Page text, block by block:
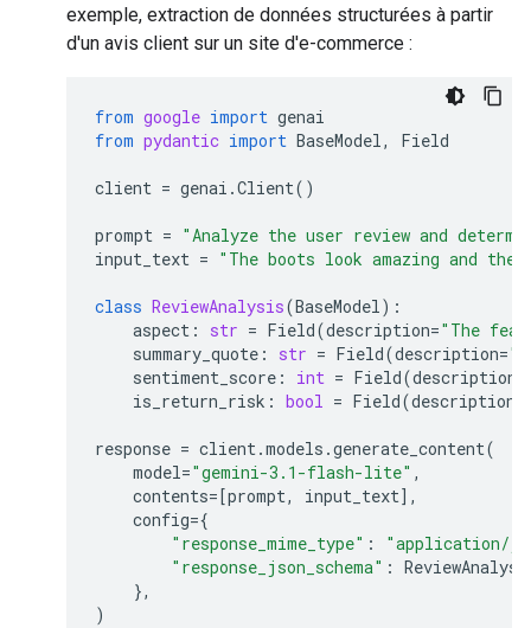
exemple, extraction de données structurées à partir
d'un avis client sur un site d'e-commerce :
from google import genai
from pydantic import BaseModel, Field
client = genai .Client()
prompt = "Analyze the user review and
input_text = "The boots look amazing and
class ReviewAnalysis(BaseModel):
aspect : str = Field(description="The
summary_quote : str = Field(description=
sentiment_score : int = Field(description
is_return_risk : bool = Field(description
response = client.models .generate_content(
model="gemini-3.1-flash-lite" ,
contents=[prompt, input_text],
config={
"response_mime_type" :
"application/
"response_json_schema" :
},
)